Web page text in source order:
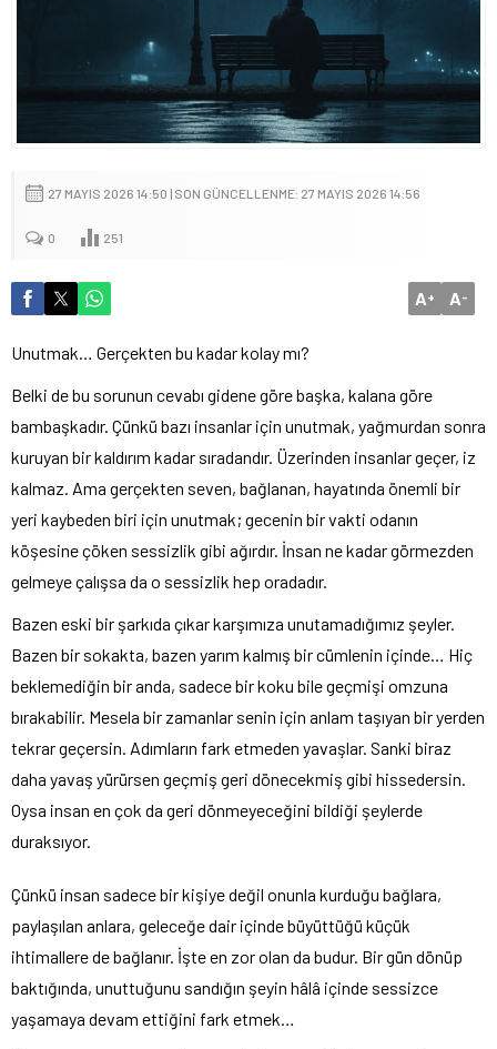
27 MAYIS 2026 14:50 | SON GÜNCELLENME: 27 MAYIS 2026 14:56
0 251
A+ A-
Unutmak… Gerçekten bu kadar kolay mı?
Belki de bu sorunun cevabı gidene göre başka, kalana göre
bambaşkadır. Çünkü bazı insanlar için unutmak, yağmurdan sonra
kuruyan bir kaldırım kadar sıradandır. Üzerinden insanlar geçer, iz
kalmaz. Ama gerçekten seven, bağlanan, hayatında önemli bir
yeri kaybeden biri için unutmak; gecenin bir vakti odanın
köşesine çöken sessizlik gibi ağırdır. İnsan ne kadar görmezden
gelmeye çalışsa da o sessizlik hep oradadır.
Bazen eski bir şarkıda çıkar karşımıza unutamadığımız şeyler.
Bazen bir sokakta, bazen yarım kalmış bir cümlenin içinde… Hiç
beklemediğin bir anda, sadece bir koku bile geçmişi omzuna
bırakabilir. Mesela bir zamanlar senin için anlam taşıyan bir yerden
tekrar geçersin. Adımların fark etmeden yavaşlar. Sanki biraz
daha yavaş yürürsen geçmiş geri dönecekmiş gibi hissedersin.
Oysa insan en çok da geri dönmeyeceğini bildiği şeylerde
duraksıyor.
Çünkü insan sadece bir kişiye değil onunla kurduğu bağlara,
paylaşılan anlara, geleceğe dair içinde büyüttüğü küçük
ihtimallere de bağlanır. İşte en zor olan da budur. Bir gün dönüp
baktığında, unuttuğunu sandığın şeyin hâlâ içinde sessizce
yaşamaya devam ettiğini fark etmek…